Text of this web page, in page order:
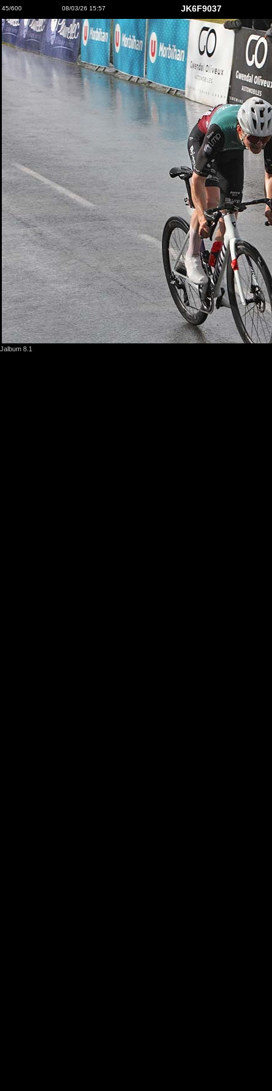
45/600 08/03/26 15:57 JK6F9037
Jalbum 8.1